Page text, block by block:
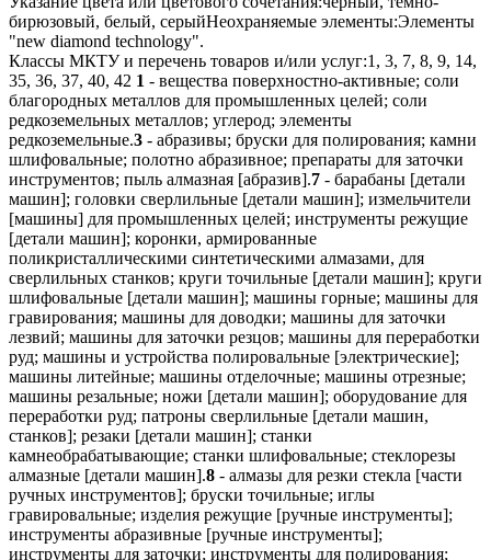
бирюзовый, белый, серыйНеохраняемые элементы:Элементы
"new diamond technology".
Классы МКТУ и перечень товаров и/или услуг:1, 3, 7, 8, 9, 14,
35, 36, 37, 40, 42 1 - вещества поверхностно-активные; соли
благородных металлов для промышленных целей; соли
редкоземельных металлов; углерод; элементы
редкоземельные.3 - абразивы; бруски для полирования; камни
шлифовальные; полотно абразивное; препараты для заточки
инструментов; пыль алмазная [абразив].7 - барабаны [детали
машин]; головки сверлильные [детали машин]; измельчители
[машины] для промышленных целей; инструменты режущие
[детали машин]; коронки, армированные
поликристаллическими синтетическими алмазами, для
сверлильных станков; круги точильные [детали машин]; круги
шлифовальные [детали машин]; машины горные; машины для
гравирования; машины для доводки; машины для заточки
лезвий; машины для заточки резцов; машины для переработки
руд; машины и устройства полировальные [электрические];
машины литейные; машины отделочные; машины отрезные;
машины резальные; ножи [детали машин]; оборудование для
переработки руд; патроны сверлильные [детали машин,
станков]; резаки [детали машин]; станки
камнеобрабатывающие; станки шлифовальные; стеклорезы
алмазные [детали машин].8 - алмазы для резки стекла [части
ручных инструментов]; бруски точильные; иглы
гравировальные; изделия режущие [ручные инструменты];
инструменты абразивные [ручные инструменты];
инструменты для заточки; инструменты для полирования;